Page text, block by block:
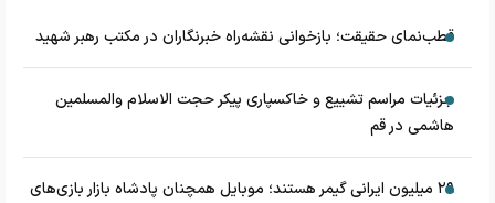
قطب‌نمای حقیقت؛ بازخوانی نقشه‌راه خبرنگاران در مکتب رهبر شهید
جزئیات مراسم تشییع و خاکسپاری پیکر حجت الاسلام والمسلمین
هاشمی در قم
۲۹ میلیون ایرانی گیمر هستند؛ موبایل همچنان پادشاه بازار بازی‌های